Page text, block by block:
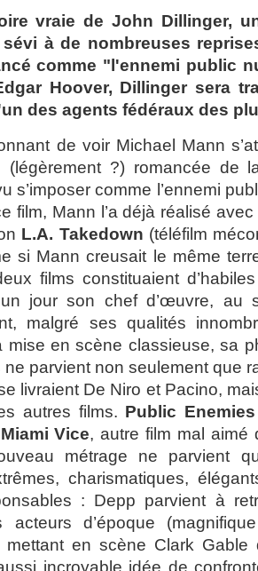
vraie de John Dillinger,
à de nombreuses
comme "l'ennemi public
Hoover, Dillinger sera
des agents fédéraux des
de voir Michael Mann
(légèrement ?) romancée de
s’imposer comme l’ennemi
film, Mann l’a déjà réalisé
L.A. Takedown (téléfilm
si Mann creusait le même
films constituaient
jour son chef d’œuvre, au
malgré ses qualités
mise en scène classieuse, sa
ne parvient non seulement que
livraient De Niro et Pacino,
autres films. Public Enemies
Miami Vice, autre film mal aimé
métrage ne parvient
charismatiques,
: Depp parvient à
acteurs d’époque
mettant en scène Clark